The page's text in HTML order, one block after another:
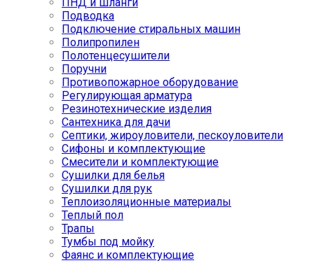
ПНД и шланги
Подводка
Подключение стиральных машин
Полипропилен
Полотенцесушители
Поручни
Противопожарное оборудование
Регулирующая арматура
Резинотехнические изделия
Сантехника для дачи
Септики, жироуловители, пескоуловители
Сифоны и комплектующие
Смесители и комплектующие
Сушилки для белья
Сушилки для рук
Теплоизоляционные материалы
Теплый пол
Трапы
Тумбы под мойку
Фаянс и комплектующие